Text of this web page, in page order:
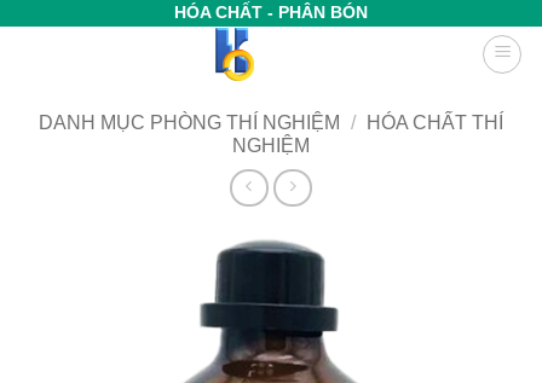
HÓA CHẤT - PHÂN BÓN
DANH MỤC PHÒNG THÍ NGHIỆM /
HÓA CHẤT THÍ
NGHIỆM